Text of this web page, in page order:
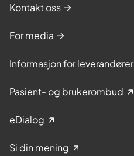
Kontakt oss
For media
Informasjon for leverandører
Pasient- og brukerombud
eDialog
Si din mening